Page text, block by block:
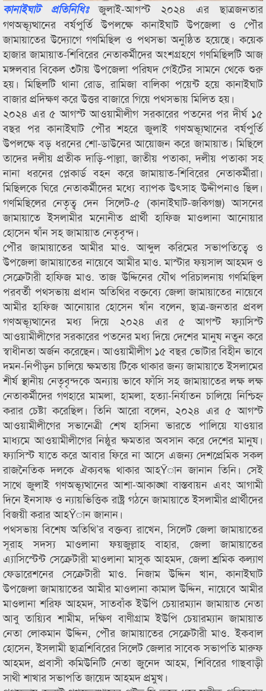
কানাইঘাট প্রতিনিধিঃজুলাই-আগস্ট ২০২৪ এর ছাত্রজনতার
গণঅভ্যূত্থানের বর্ষপুর্তি উপলক্ষে কানাইঘাট উপজেলা ও পৌর
জামায়াতের উদ্যোগে গণমিছিল ও পথসভা অনুষ্ঠিত হয়েছে। কয়েক
হাজার জামায়াত-শিবিরের নেতাকর্মীদের অংশগ্রহণে গণমিছিলটি আজ
মঙ্গলবার বিকেল ৩টায় উপজেলা পরিষদ গেইটের সামনে থেকে শুরু
হয়। মিছিলটি থানা রোড, রামিজা বালিকা পয়েন্ট হয়ে কানাইঘাট
বাজার প্রদিক্ষণ করে উত্তর বাজারে গিয়ে পথসভায় মিলিত হয়।
২০২৪ এর ৫ আগস্ট আওয়ামীলীগ সরকারের পতনের পর দীর্ঘ ১৫
বছর পর কানাইঘাট পৌর শহরে জুলাই গণঅভ্যূত্থানের বর্ষপুর্তি
উপলক্ষে বড় ধরনের শো-ডাউনের আয়োজন করে জামায়াত। মিছিলে
তাদের দলীয় প্রতীক দাড়ি-পাল্লা, জাতীয় পতাকা, দলীয় পতাকা সহ
নানা ধরনের প্লেকার্ড বহন করে জামায়াত-শিবিরের নেতাকর্মীরা।
মিছিলকে ঘিরে নেতাকর্মীদের মধ্যে ব্যাপক উৎসাহ উদ্দীপনাও ছিল।
গণমিছিলের নেতৃত্ব দেন সিলেট-৫ (কানাইঘাট-জকিগঞ্জ) আসনের
জামায়াতে ইসলামীর মনোনীত প্রার্থী হাফিজ মাওলানা আনোয়ার
হোসেন খাঁন সহ জামায়াত নেতৃবৃন্দ।
পৌর জামায়াতের আমীর মাও. আব্দুল করিমের সভাপতিত্বে ও
উপজেলা জামায়াতের নায়েবে আমীর মাও. মাস্টার ফয়সাল আহমদ ও
সেক্রেটারী হাফিজ মাও. তাজ উদ্দিনের যৌথ পরিচালনায় গণমিছিল
পরবর্তী পথসভায় প্রধান অতিথির বক্তব্যে জেলা জামায়াতের নায়েবে
আমীর হাফিজ আনোয়ার হোসেন খাঁন বলেন, ছাত্র-জনতার প্রবল
গণঅভ্যূত্থানের মধ্য দিয়ে ২০২৪ এর ৫ আগস্ট ফ্যাসিস্ট
আওয়ামীলীগের সরকারের পতনের মধ্য দিয়ে দেশের মানুষ নতুন করে
স্বাধীনতা অর্জন করেছেন। আওয়ামীলীগ ১৫ বছর ভোটার বিহীন ভাবে
দমন-নিপীড়ন চালিয়ে ক্ষমতায় টিকে থাকার জন্য জামায়াতে ইসলামের
শীর্ষ স্থানীয় নেতৃবৃন্দকে অন্যায় ভাবে ফাঁসি সহ জামায়াতের লক্ষ লক্ষ
নেতাকর্মীদের গণহারে মামলা, হামলা, হত্যা-নির্যাতন চালিয়ে নিশ্চিহ্ন
করার চেষ্টা করেছিল। তিনি আরো বলেন, ২০২৪ এর ৫ আগস্ট
আওয়ামীলীগের সভানেত্রী শেখ হাসিনা ভারতে পালিয়ে যাওয়ার
মাধ্যমে আওয়ামীলীগের নিষ্ঠুর ক্ষমতার অবসান করে দেশের মানুষ।
ফ্যাসিস্ট যাতে করে আবার ফিরে না আসে এজন্য দেশপ্রেমিক সকল
রাজনৈতিক দলকে ঐক্যবদ্ধ থাকার আহŸান জানান তিনি। সেই
সাথে জুলাই গণঅভ্যূত্থানের আশা-আকাঙ্খা বাস্তবায়ন এবং আগামী
দিনে ইনসাফ ও ন্যায়ভিত্তিক রাষ্ট্র গঠনে জামায়াতে ইসলামীর প্রার্থীদের
বিজয়ী করার আহŸান জানান।
পথসভায় বিশেষ অতিথি’র বক্তব্য রাখেন, সিলেট জেলা জামায়াতের
সূরাহ সদস্য মাওলানা ফয়জুল্লাহ বাহার, জেলা জামায়াতের
এ্যাসিস্টেন্ট সেক্রেটারী মাওলানা মাসুক আহমদ, জেলা শ্রমিক কল্যাণ
ফেডারেশনের সেক্রেটারী মাও. নিজাম উদ্দিন খান, কানাইঘাট
উপজেলা জামায়াতের আমীর মাওলানা কামাল উদ্দিন, নায়েবে আমীর
মাওলানা শরিফ আহমদ, সাতবাঁক ইউপি চেয়ারম্যান জামায়াত নেতা
আবু তায়্যিব শামীম, দক্ষিণ বাণীগ্রাম ইউপি চেয়ারম্যান জামায়াত
নেতা লোকমান উদ্দিন, পৌর জামায়াতের সেক্রেটারী মাও. ইকবাল
হোসেন, ইসলামী ছাত্রশিবিরের সিলেট জেলার সাবেক সভাপতি মারুফ
আহমদ, প্রবাসী কমিউনিটি নেতা জুনেদ আহম, শিবিরের গাছবাড়ী
সাথী শাখার সভাপতি জায়েদ আহমদ প্রমুখ।